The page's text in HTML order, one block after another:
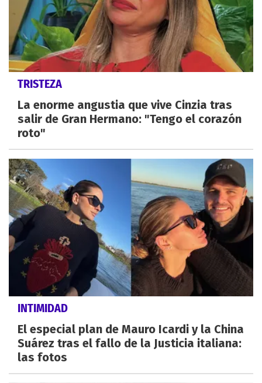
TRISTEZA
La enorme angustia que vive Cinzia tras
salir de Gran Hermano: "Tengo el corazón
roto"
INTIMIDAD
El especial plan de Mauro Icardi y la China
Suárez tras el fallo de la Justicia italiana:
las fotos